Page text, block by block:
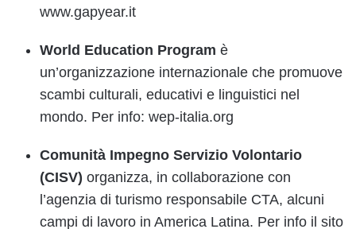
www.gapyear.it
World Education Program è
un’organizzazione internazionale che promuove
scambi culturali, educativi e linguistici nel
mondo. Per info: wep-italia.org
Comunità Impegno Servizio Volontario
(CISV) organizza, in collaborazione con
l’agenzia di turismo responsabile CTA, alcuni
campi di lavoro in America Latina. Per info il sito